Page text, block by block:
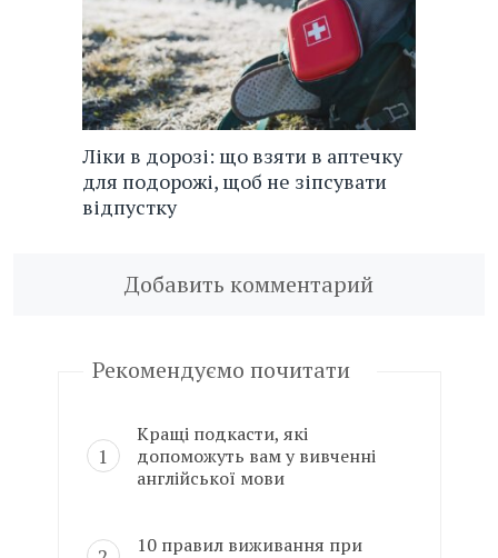
Ліки в дорозі: що взяти в аптечку
для подорожі, щоб не зіпсувати
відпустку
Добавить комментарий
Рекомендуємо почитати
Кращі подкасти, які
допоможуть вам у вивченні
англійської мови
10 правил виживання при